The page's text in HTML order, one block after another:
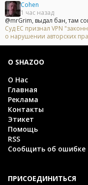
Cohen
1 час назад
@mrGrim, выдал бан, там
Суд ЕС признал VPN
о нарушении авторских
О SHAZOO
О Нас
Главная
Реклама
Контакты
Этикет
Помощь
RSS
Сообщить об ошибке
ПРИСОЕДИНИТЬСЯ